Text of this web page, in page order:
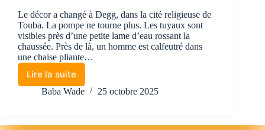
Le décor a changé à Degg, dans la cité religieuse de
Touba. La pompe ne tourne plus. Les tuyaux sont
visibles près d’une petite lame d’eau rossant la
chaussée. Près de là, un homme est calfeutré dans
une chaise pliante…
Lire la suite
Baba Wade 25 octobre 2025